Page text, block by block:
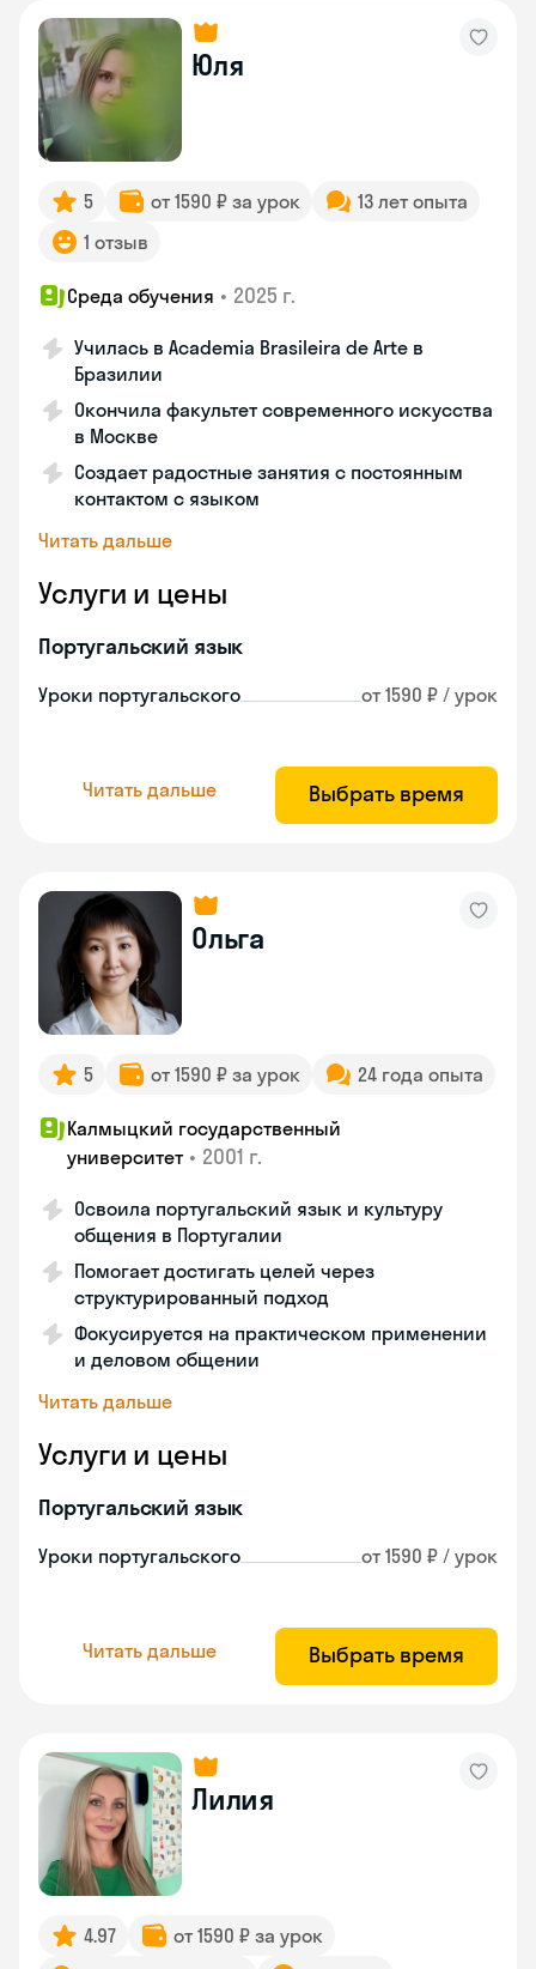
Юля
5 от 1590 ₽ за урок
13 лет опыта
1 отзыв
Среда обучения • 2025 г.
Училась в Academia Brasileira de Arte в
Бразилии
Окончила факультет современного искусства
в Москве
Создает радостные занятия с постоянным
контактом с языком
Читать дальше
Услуги и цены
Португальский язык
Уроки португальского от 1590 ₽ / урок
Читать дальше Выбрать время
Ольга
5 от 1590 ₽ за урок 24 года опыта
Калмыцкий государственный
университет • 2001 г.
Освоила португальский язык и культуру
общения в Португалии
Помогает достигать целей через
структурированный подход
Фокусируется на практическом применении
и деловом общении
Читать дальше
Услуги и цены
Португальский язык
Уроки португальского от 1590 ₽ / урок
Читать дальше Выбрать время
Лилия
4.97
от 1590 ₽ за урок